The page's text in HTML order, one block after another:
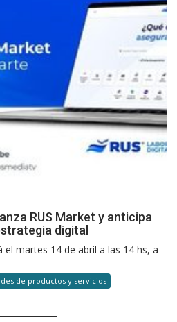
RUS Market y anticipa
digital
el martes 14 de abril a las 14 hs, a
de productos y servicios